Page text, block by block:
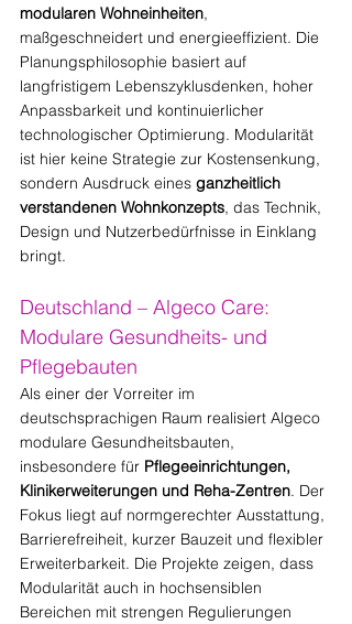
modularen Wohneinheiten,
maßgeschneidert und energieeffizient. Die
Planungsphilosophie basiert auf
langfristigem Lebenszyklusdenken, hoher
Anpassbarkeit und kontinuierlicher
technologischer Optimierung. Modularität
ist hier keine Strategie zur Kostensenkung,
sondern Ausdruck eines ganzheitlich
verstandenen Wohnkonzepts, das Technik,
Design und Nutzerbedürfnisse in Einklang
bringt.
Deutschland – Algeco Care:
Modulare Gesundheits- und
Pflegebauten
Als einer der Vorreiter im
deutschsprachigen Raum realisiert Algeco
modulare Gesundheitsbauten,
insbesondere für Pflegeeinrichtungen,
Klinikerweiterungen und Reha-Zentren. Der
Fokus liegt auf normgerechter Ausstattung,
Barrierefreiheit, kurzer Bauzeit und flexibler
Erweiterbarkeit. Die Projekte zeigen, dass
Modularität auch in hochsensiblen
Bereichen mit strengen Regulierungen